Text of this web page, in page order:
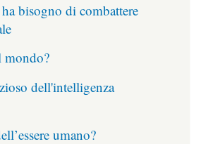
bisogno di combattere
mondo?
dell'intelligenza
umano?